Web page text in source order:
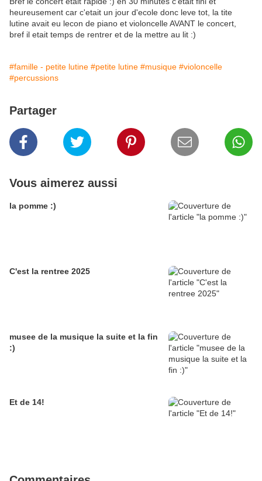
heureusement car c'etait un jour d'ecole donc leve tot, la tite
lutine avait eu lecon de piano et violoncelle AVANT le concert,
bref il etait temps de rentrer et de la mettre au lit :)
#famille - petite lutine #petite lutine #musique #violoncelle
#percussions
Partager
Vous aimerez aussi
la pomme :)
C'est la rentree 2025
musee de la musique la suite et la fin
:)
Et de 14!